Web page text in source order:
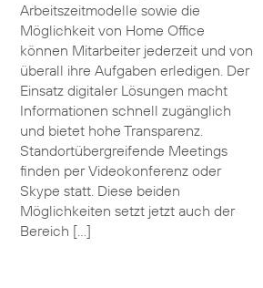
Arbeitszeitmodelle sowie die
Möglichkeit von Home Office
können Mitarbeiter jederzeit und von
überall ihre Aufgaben erledigen. Der
Einsatz digitaler Lösungen macht
Informationen schnell zugänglich
und bietet hohe Transparenz.
Standortübergreifende Meetings
finden per Videokonferenz oder
Skype statt. Diese beiden
Möglichkeiten setzt jetzt auch der
Bereich […]